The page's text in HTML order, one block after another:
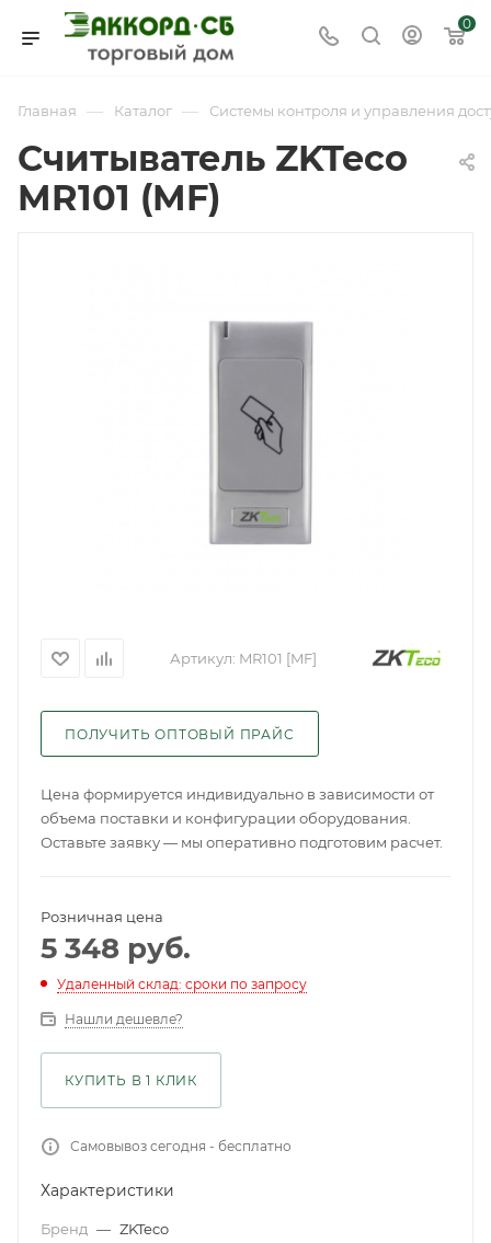
0
Главная — Каталог — Системы контроля и управления
Считыватель ZKTeco
MR101 (MF)
Артикул: MR101 [MF]
ПОЛУЧИТЬ ОПТОВЫЙ ПРАЙС
Цена формируется индивидуально в зависимости от
объема поставки и конфигурации оборудования.
Оставьте заявку — мы оперативно подготовим расчет.
Розничная цена
5 348 руб.
Удаленный склад: сроки по запросу
Нашли дешевле?
КУПИТЬ В 1 КЛИК
Самовывоз сегодня - бесплатно
Характеристики
Бренд — ZKTeco